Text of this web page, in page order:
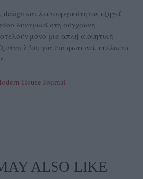
και λειτουργικότητας εξηγεί
δυναμικά στη σύγχρονη
μόνο μια απλή αισθητική
λύση για πιο φωτεινά, ευέλικτα
House Journal
ALSO LIKE